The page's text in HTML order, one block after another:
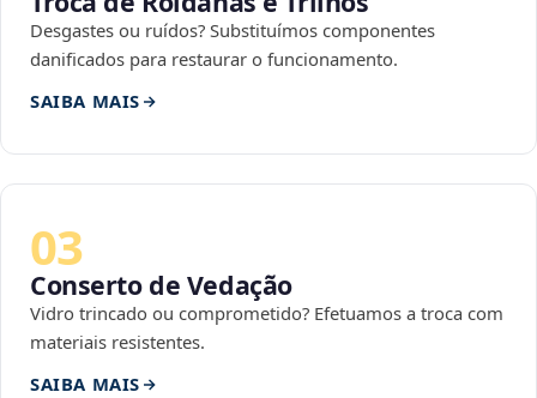
Desgastes ou ruídos? Substituímos componentes
danificados para restaurar o funcionamento.
SAIBA MAIS
03
Conserto de Vedação
Vidro trincado ou comprometido? Efetuamos a troca com
materiais resistentes.
SAIBA MAIS